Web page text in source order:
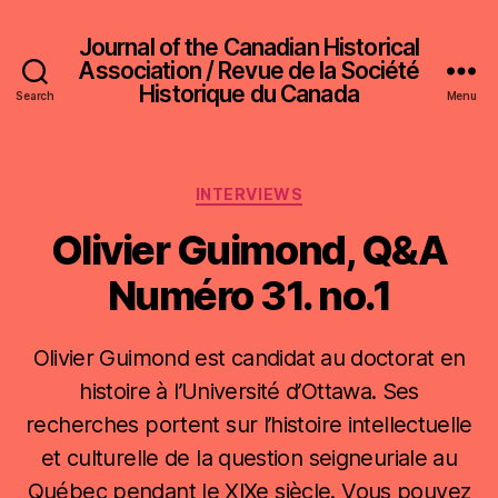
Search
Journal of the Canadian Historical
Association / Revue de la Société
Historique du Canada
Menu
Categories
INTERVIEWS
Olivier Guimond, Q&A
Numéro 31. no.1
Olivier Guimond est candidat au doctorat en
histoire à l’Université d’Ottawa. Ses
recherches portent sur l’histoire intellectuelle
et culturelle de la question seigneuriale au
Québec pendant le XIXe siècle. Vous pouvez